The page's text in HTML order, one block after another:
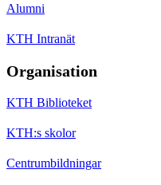
Alumni
KTH Intranät
Organisation
KTH Biblioteket
KTH:s skolor
Centrumbildningar